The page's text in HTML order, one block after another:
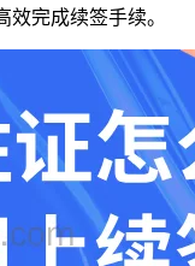
效完成续签手续。